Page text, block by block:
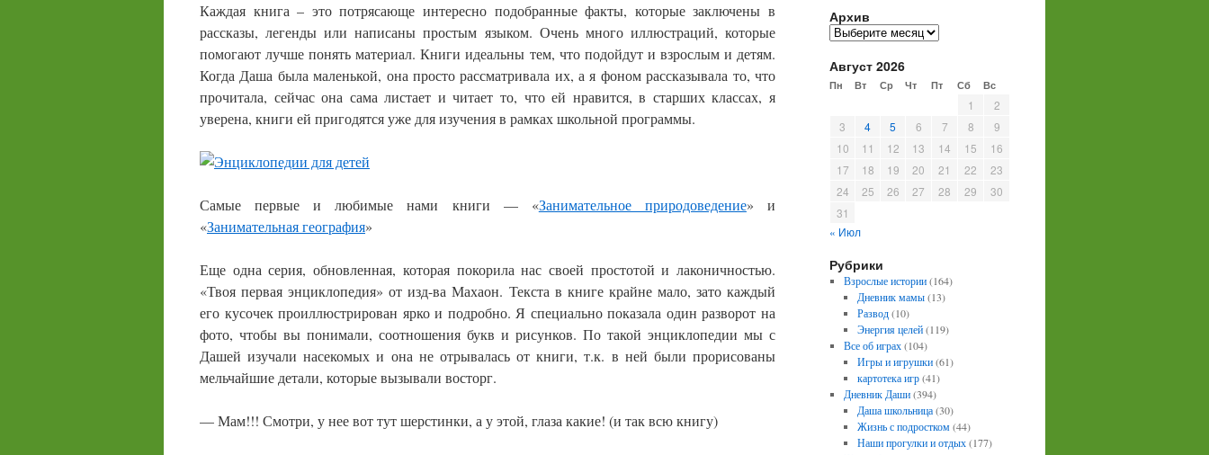
Каждая книга – это потрясающе интересно подобранные факты, которые заключены в
рассказы, легенды или написаны простым языком. Очень много иллюстраций, которые
помогают лучше понять материал. Книги идеальны тем, что подойдут и взрослым и детям.
Когда Даша была маленькой, она просто рассматривала их, а я фоном рассказывала то, что
прочитала, сейчас она сама листает и читает то, что ей нравится, в старших классах, я
уверена, книги ей пригодятся уже для изучения в рамках школьной программы.
Самые первые и любимые нами книги — «Занимательное природоведение» и
«Занимательная география»
Еще одна серия, обновленная, которая покорила нас своей простотой и лаконичностью.
«Твоя первая энциклопедия» от изд-ва Махаон. Текста в книге крайне мало, зато каждый
его кусочек проиллюстрирован ярко и подробно. Я специально показала один разворот на
фото, чтобы вы понимали, соотношения букв и рисунков. По такой энциклопедии мы с
Дашей изучали насекомых и она не отрывалась от книги, т.к. в ней были прорисованы
мельчайшие детали, которые вызывали восторг.
— Мам!!! Смотри, у нее вот тут шерстинки, а у этой, глаза какие! (и так всю книгу)
Архив
Архив
Август 2026
Пн Вт Ср Чт Пт Сб Вс
1
2
3
4 5 6 7 8
9
10
11 12 13 14 15
16
17
18 19 20 21 22
23
24
25 26 27 28 29
30
31
« Июл
Рубрики
Взрослые истории(164)
Дневник мамы(13)
Развод(10)
Энергия целей(119)
Все об играх(104)
Игры и игрушки(61)
картотека игр(41)
Дневник Даши(394)
Даша школьница(30)
Жизнь с подростком(44)
Наши прогулки и отдых(177)